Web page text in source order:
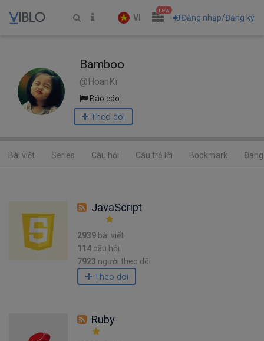
VI
new
Đăng nhập/Đăng ký
Bamboo
@HoanKi
Báo cáo
Theo dõi
Bài viết Series Câu hỏi Câu trả lời Bookmark
JavaScript
2939 bài viết
114 câu hỏi
7923 người theo dõi
Theo dõi
Ruby